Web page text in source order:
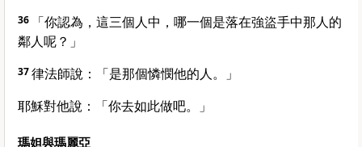
36
「你認為，這三個人中，哪一個是落在強盜手中那人的
鄰人呢？」
37律法師說：「是那個憐憫他的人。」
耶穌對他說：
「你去如此做吧。」
瑪妲與瑪麗亞